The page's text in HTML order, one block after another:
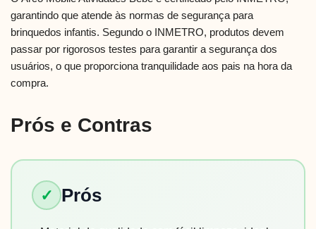
garantindo que atende às normas de segurança para
brinquedos infantis. Segundo o INMETRO, produtos devem
passar por rigorosos testes para garantir a segurança dos
usuários, o que proporciona tranquilidade aos pais na hora da
compra.
Prós e Contras
✓ Prós